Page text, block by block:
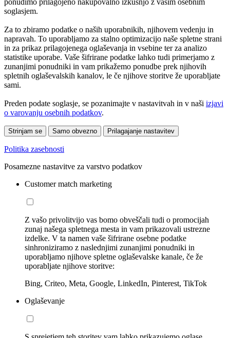
ponudimo prilagojeno nakupovalno izkušnjo z vašim osebnim
soglasjem.
Za to zbiramo podatke o naših uporabnikih, njihovem vedenju in
napravah. To uporabljamo za stalno optimizacijo naše spletne strani
in za prikaz prilagojenega oglaševanja in vsebine ter za analizo
statistike uporabe. Vaše šifrirane podatke lahko tudi primerjamo z
zunanjimi ponudniki in vam prikažemo ponudbe prek njihovih
spletnih oglaševalskih kanalov, le če njihove storitve že uporabljate
sami.
Preden podate soglasje, se pozanimajte v nastavitvah in v naši izjavi
o varovanju osebnih podatkov.
Strinjam se Samo obvezno Prilagajanje nastavitev
Politika zasebnosti
Posamezne nastavitve za varstvo podatkov
Customer match marketing
Z vašo privolitvijo vas bomo obveščali tudi o promocijah
zunaj našega spletnega mesta in vam prikazovali ustrezne
izdelke. V ta namen vaše šifrirane osebne podatke
sinhroniziramo z naslednjimi zunanjimi ponudniki in
uporabljamo njihove spletne oglaševalske kanale, če že
uporabljate njihove storitve:
Bing, Criteo, Meta, Google, LinkedIn, Pinterest, TikTok
Oglaševanje